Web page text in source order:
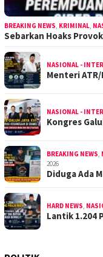
BREAKING NEWS, KRIMINAL,
Sebarkan Hoaks
NASIONAL -
Menteri
NASIONAL -
Kongres
BREAKING NEWS,
2026
Diduga Ada
HARD NEWS,
Lantik 1.204